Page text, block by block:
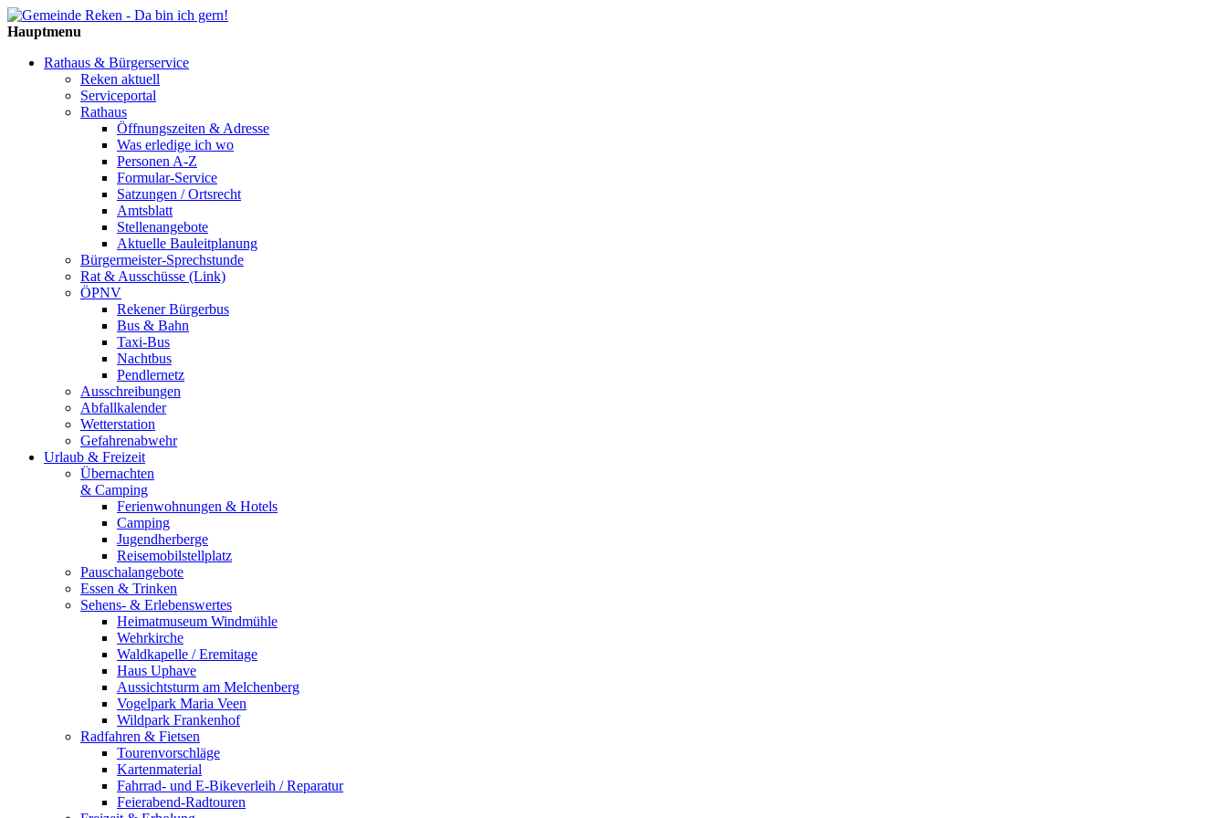
Hauptmenu
Rathaus & Bürgerservice
Reken aktuell
Serviceportal
Rathaus
Öffnungszeiten & Adresse
Was erledige ich wo
Personen A-Z
Formular-Service
Satzungen / Ortsrecht
Amtsblatt
Stellenangebote
Aktuelle Bauleitplanung
Bürgermeister-Sprechstunde
Rat & Ausschüsse (Link)
ÖPNV
Rekener Bürgerbus
Bus & Bahn
Taxi-Bus
Nachtbus
Pendlernetz
Ausschreibungen
Abfallkalender
Wetterstation
Gefahrenabwehr
Urlaub & Freizeit
Übernachten
& Camping
Ferienwohnungen & Hotels
Camping
Jugendherberge
Reisemobilstellplatz
Pauschalangebote
Essen & Trinken
Sehens- & Erlebenswertes
Heimatmuseum Windmühle
Wehrkirche
Waldkapelle / Eremitage
Haus Uphave
Aussichtsturm am Melchenberg
Vogelpark Maria Veen
Wildpark Frankenhof
Radfahren & Fietsen
Tourenvorschläge
Kartenmaterial
Fahrrad- und E-Bikeverleih / Reparatur
Feierabend-Radtouren